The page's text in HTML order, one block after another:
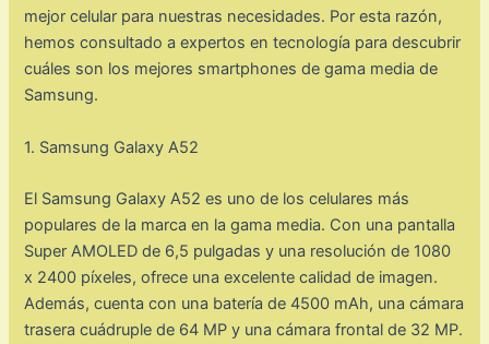
mejor celular para nuestras necesidades. Por esta razón,
hemos consultado a expertos en tecnología para descubrir
cuáles son los mejores smartphones de gama media de
Samsung.
1. Samsung Galaxy A52
El Samsung Galaxy A52 es uno de los celulares más
populares de la marca en la gama media. Con una pantalla
Super AMOLED de 6,5 pulgadas y una resolución de 1080
x 2400 píxeles, ofrece una excelente calidad de imagen.
Además, cuenta con una batería de 4500 mAh, una cámara
trasera cuádruple de 64 MP y una cámara frontal de 32 MP.